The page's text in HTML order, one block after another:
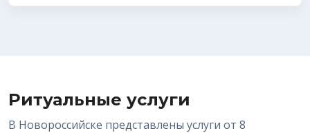
Ритуальные услуги
В Новороссийске представлены услуги от 8